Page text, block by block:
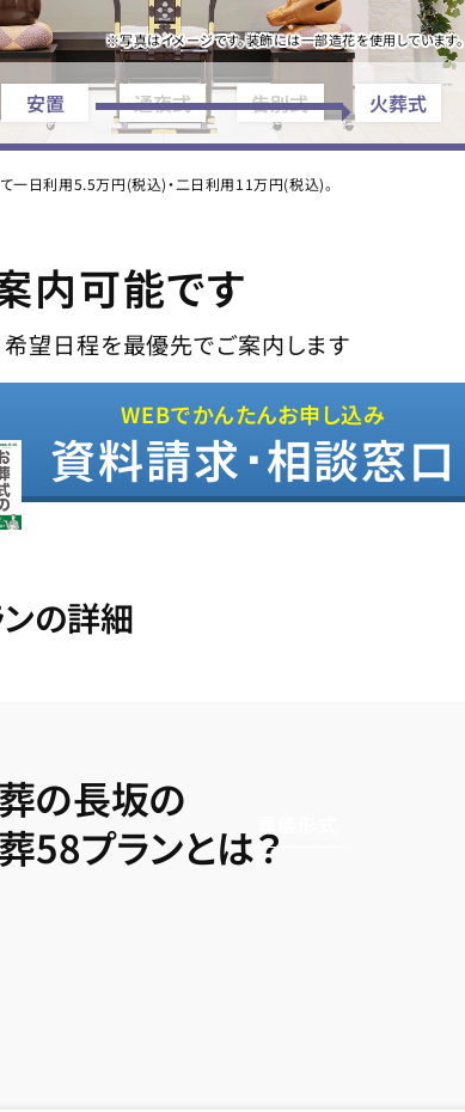
※写真はイメージです。装飾には一部造花を使用しています。
安置 通夜式 告別式 火葬式
日利用5.5万円(税込)・二日利用11万円(税込)。
内可能です
望日程を最優先でご案内します
WEBでかんたんお申し込み
資料請求･相談窓口
の詳細
の長坂の
58プランとは？